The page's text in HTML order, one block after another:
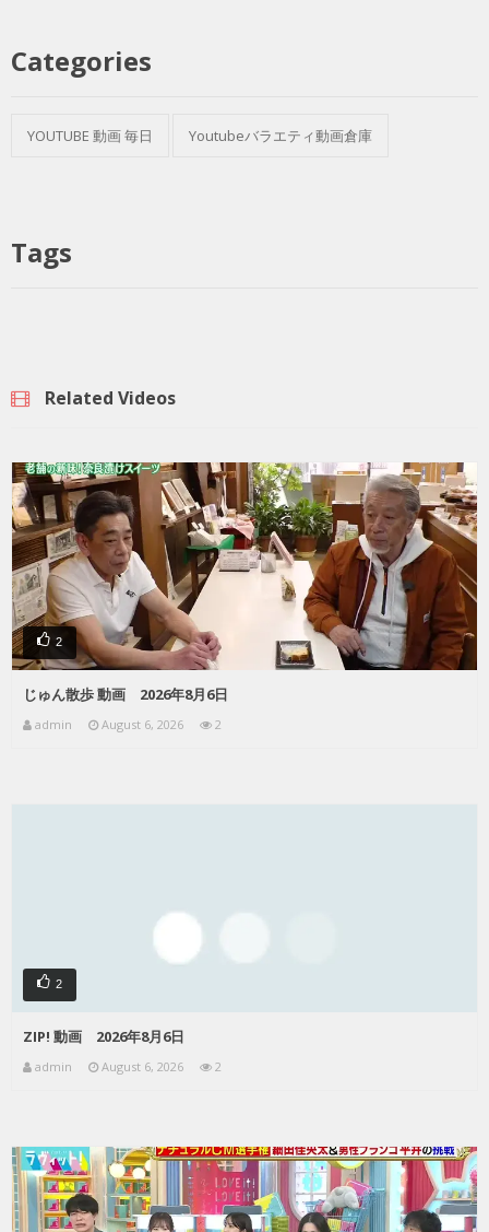
Categories
YOUTUBE 動画 毎日 Youtubeバラエティ動画倉庫
Tags
Related Videos
2
じゅん散歩 動画 2026年8月6日
admin August 6, 2026 2
2
ZIP! 動画 2026年8月6日
admin August 6, 2026 2